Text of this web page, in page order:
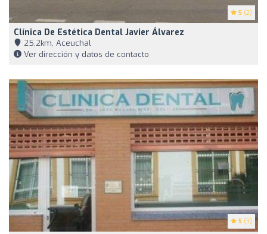
5 (2)
Clínica De Estética Dental Javier Álvarez
25,2km, Aceuchal
Ver dirección y datos de contacto
5 (3)